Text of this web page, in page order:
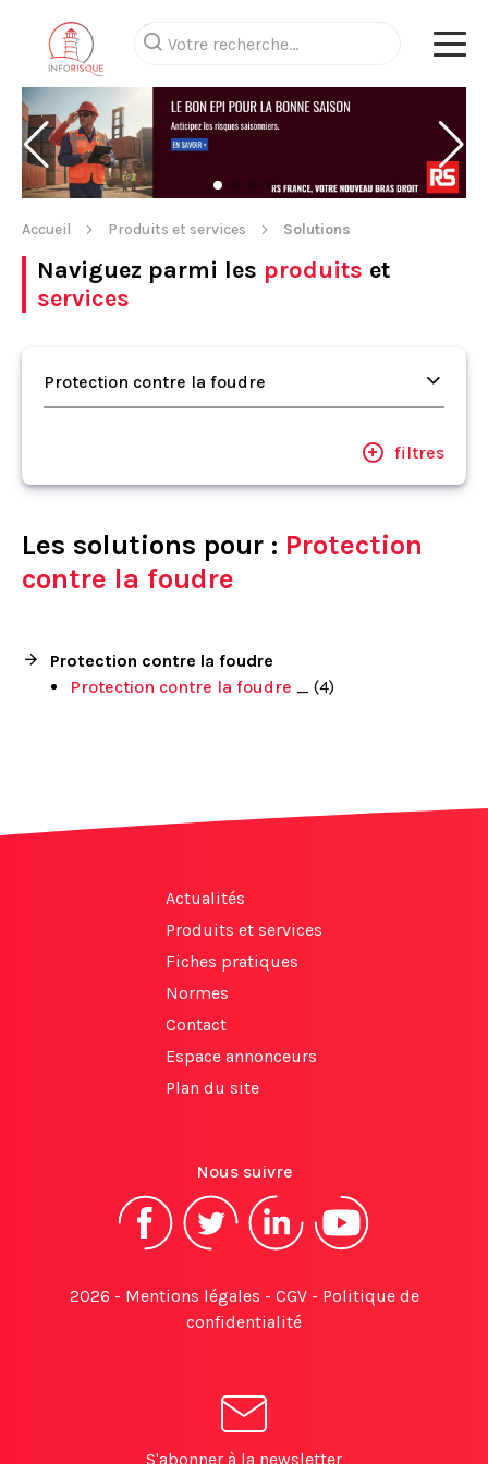
Accueil Produits et services Solutions
Naviguez parmi les produits et
services
Protection contre la foudre
filtres
Les solutions pour : Protection
contre la foudre
Protection contre la foudre
Protection contre la foudre _ (4)
Actualités
Produits et services
Fiches pratiques
Normes
Contact
Espace annonceurs
Plan du site
Nous suivre
2026 - Mentions légales - CGV- Politique de
confidentialité
S'abonner à la newsletter